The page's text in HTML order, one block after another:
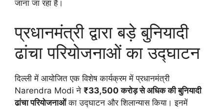
जाना जा रहा है।
प्रधानमंत्री द्वारा बड़े बुनियादी
ढांचा परियोजनाओं का उद्घाटन
दिल्ली में आयोजित एक विशेष कार्यक्रम में प्रधानमंत्री
Narendra Modi ने ₹33,500 करोड़ से अधिक की बुनियादी
ढांचा परियोजनाओंका उद्घाटन और शिलान्यास किया। इनमें